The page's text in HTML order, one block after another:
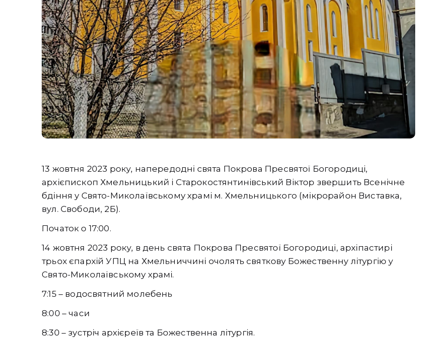
13 жовтня 2023 року, напередодні свята Покрова Пресвятої Богородиці,
архієпископ Хмельницький і Старокостянтинівський Віктор звершить Всенічне
бдіння у Свято-Миколаївському храмі м. Хмельницького (мікрорайон Виставка,
вул. Свободи, 2Б).
Початок о 17:00.
14 жовтня 2023 року, в день свята Покрова Пресвятої Богородиці, архіпастирі
трьох єпархій УПЦ на Хмельниччині очолять святкову Божественну літургію у
Свято-Миколаївському храмі.
7:15 – водосвятний молебень
8:00 – часи
8:30 – зустріч архієреїв та Божественна літургія.